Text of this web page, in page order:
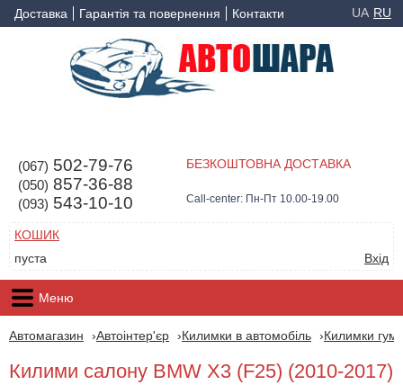
Доставка Гарантія та повернення Контакти UA RU
(067) 502-79-76
(050) 857-36-88
(093) 543-10-10
БЕЗКОШТОВНА ДОСТАВКА
Call-center: Пн-Пт 10.00-19.00
КОШИК
пуста
Вхід
Меню
Автомагазин Автоінтер'єр Килимки в автомобіль Килимки
Килими салону BMW X3 (F25) (2010-2017)